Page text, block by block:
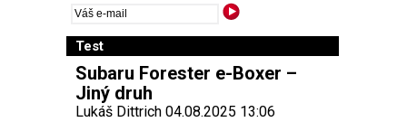
Test
Subaru Forester e-Boxer –
Jiný druh
Lukáš Dittrich 04.08.2025 13:06